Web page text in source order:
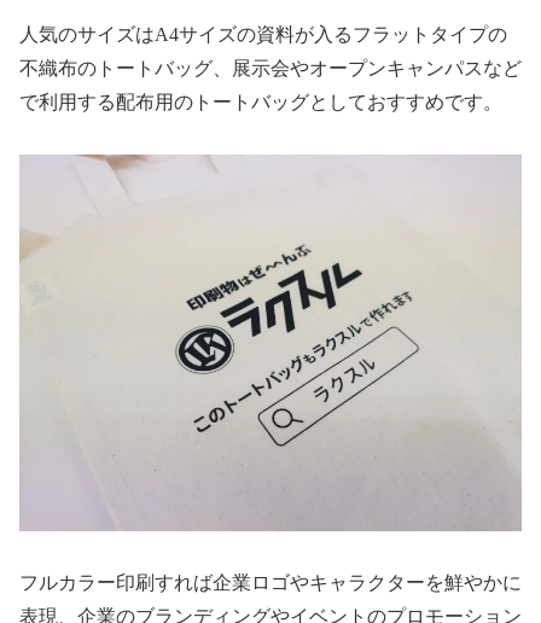
人気のサイズはA4サイズの資料が入るフラットタイプの
不織布のトートバッグ、展示会やオープンキャンパスなど
で利用する配布用のトートバッグとしておすすめです。
フルカラー印刷すれば企業ロゴやキャラクターを鮮やかに
表現、企業のブランディングやイベントのプロモーション